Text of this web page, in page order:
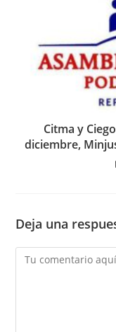
Citma y
diciembre,
Deja una
Comentario